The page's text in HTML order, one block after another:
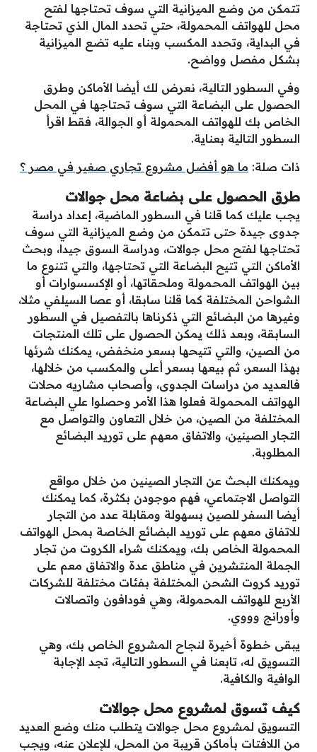
تتمكن من وضع الميزانية التي سوف تحتاجها لفتح
محل للهواتف المحمولة، حتي تحدد المال الذي تحتاجة
في البداية، وتحدد المكسب وبناء عليه تضع الميزانية
بشكل مفصل وواضح.
وفي السطور التالية، نعرض لك أيضا الأماكن وطرق
الحصول على البضاعة التي سوف تحتاجها في المحل
الخاص بك للهواتف المحمولة أو الجوالة، فقط اقرأ
السطور التالية بعناية.
ذات صلة: ما هو أفضل مشروع تجاري صغير في مصر ؟
طرق الحصول على بضاعة محل جوالات
يجب عليك كما قلنا في السطور الماضية، إعداد دراسة
جدوى جيدة حتى تتمكن من وضع الميزانية التي سوف
تحتاجها لفتح محل جوالات، ودراسة السوق جيدا، وبحث
الأماكن التي تتيح البضاعة التي تحتاجها، والتي تتنوع ما
بين الهواتف المحمولة وملحقاتها، أو الإكسسوارات أو
الشواحن المختلفة كما قلنا سابقا، أو عصا السيلفي مثلا،
وغيرها من البضائع التي ذكرناها بالتفصيل في السطور
السابقة، وبعد ذلك يمكن الحصول على تلك المنتجات
من الصين، والتي تتيحها بسعر منخفض، يمكنك شرئها
بهذا السعر، ثم بيعها بسعر أعلى والمكسب من خلالها،
فالعديد من دراسات الجدوى، وأصحاب مشاريه محلات
الهواتف المحمولة فعلوا هذا الأمر وحصلوا علي البضاعة
المختلفة من الصين، من خلال التعاون والتواصل مع
التجار الصينين، والاتفاق معهم على توريد البضائع
المطلوبة.
ويمكنك البحث عن التجار الصينين من خلال مواقع
التواصل الاجتماعي، فهم موجودن بكثرة، كما يمكنك
أيضا السفر للصين بسهولة ومقابلة عدد من التجار
للاتفاق معهم على توريد البضائع الخاصة بمحل الهواتف
المحمولة الخاص بك، ويمكنك شراء الكروت من تجار
الجملة المنتشرين في مناطق عدة والاتفاق معم على
توريد كروت الشحن المختلفة بفئات مختلفة للشركات
الأربع للهواتف المحمولة، وهي فودافون واتصالات
وأورانج وووي.
يبقى خطوة أخيرة لنجاح المشروع الخاص بك، وهي
التسويق له، تابعنا في السطور التالية، تجد الإجابة
الوافية والكافية.
كيف تسوق لمشروع محل جوالات
التسويق لمشروع محل جوالات يتطلب منك وضع العديد
من اللافتات بأماكن قريبة من المحل، للإعلان عنه، ويجب